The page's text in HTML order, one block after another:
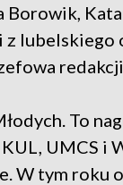
Borowik,
lubelskiego
To
UMCS i
W tym roku